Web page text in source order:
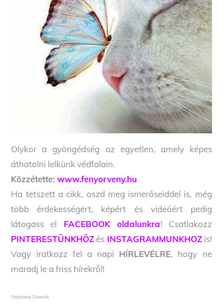
Olykor a gyöngédség az egyetlen, amely képes
áthatolni lelkünk védfalain.
Közzétette:www.fenyorveny.hu
Ha tetszett a cikk, oszd meg ismerőseiddel is, még
több érdekességért, képért és videóért pedig
látogass el FACEBOOK oldalunkra! Csatlakozz
PINTERESTÜNKHÖZ és INSTAGRAMMUNKHOZis!
Vagy iratkozz fel a napi HÍRLEVÉLRE, hogy ne
maradj le a friss hírekről!
Stephanie Dowrick